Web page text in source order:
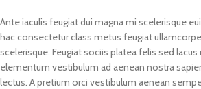
Ante iaculis feugiat dui magna mi scelerisque
hac consectetur class metus feugiat
scelerisque. Feugiat sociis platea felis sed
elementum vestibulum ad aenean nostra
lectus. A pretium orci vestibulum aenean